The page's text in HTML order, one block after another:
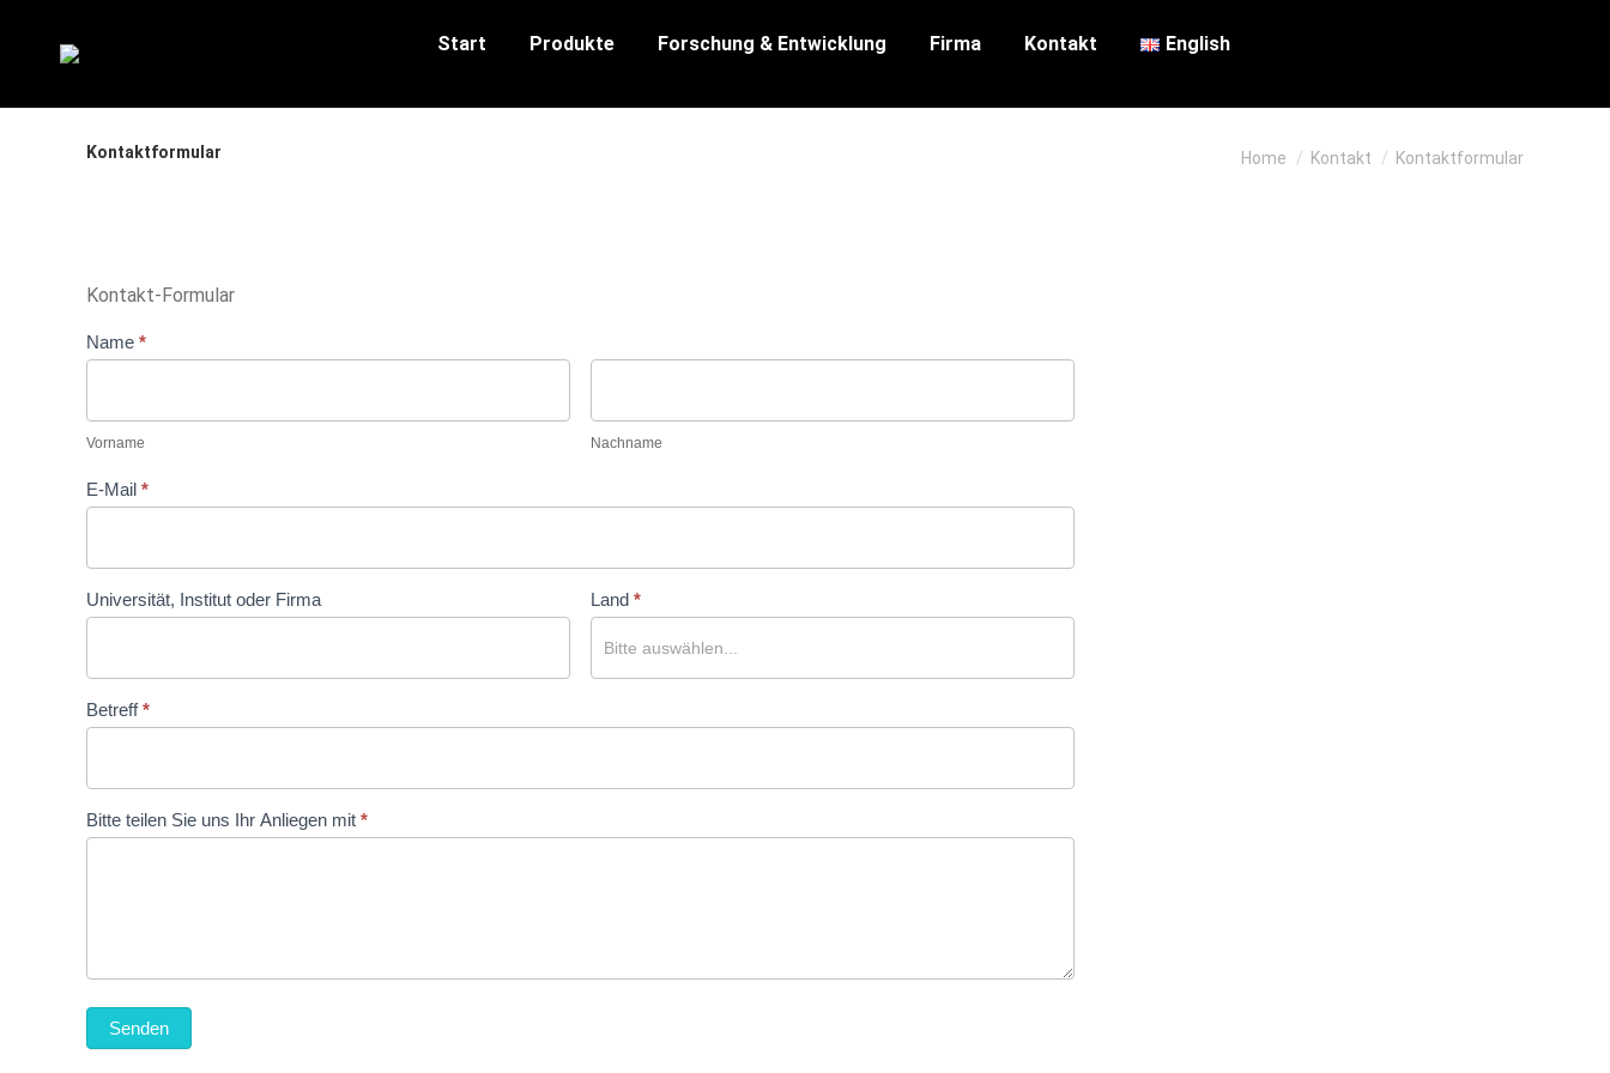
Start Produkte Forschung & Entwicklung Firma Kontakt English
Kontaktformular You are here:
Home Kontakt Kontaktformular
Kontakt-Formular
Kontaktformular
Name *
Vorname Nachname
E-Mail *
Universität, Institut oder Firma Land *
Betreff*
Bitte teilen Sie uns Ihr Anliegen mit *
Senden